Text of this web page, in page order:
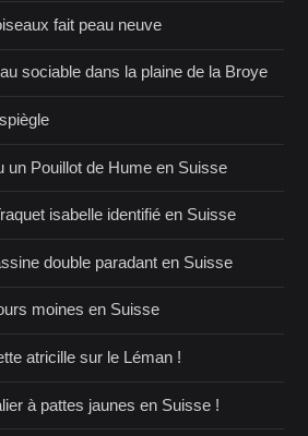
fait peau neuve
sociable dans la plaine de la Broye
un Pouillot de Hume en Suisse
isabelle identifié en Suisse
double paradant en Suisse
moines en Suisse
atricille sur le Léman !
à pattes jaunes en Suisse !